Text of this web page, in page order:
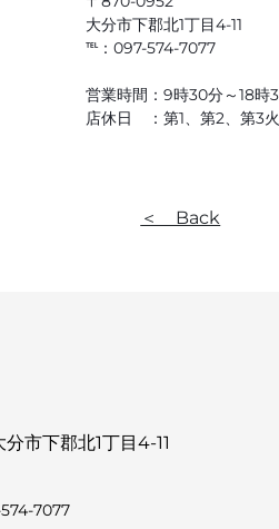
大分市下郡北1丁目4-11
℡：097-574-7077
営業時間：9時30分～18時
店休日 ：第1、第2、第3
＜ Back
市下郡北1丁目4-11
7077